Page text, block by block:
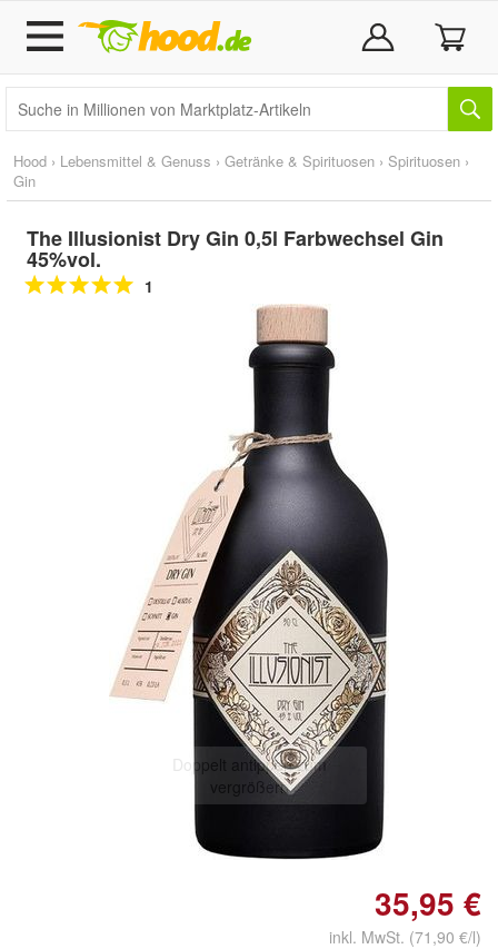
Hood › Lebensmittel & Genuss › Getränke & Spirituosen › Spirituosen ›
Gin
The Illusionist Dry Gin 0,5l Farbwechsel Gin
45%vol.
1
Doppelt antippen zum
vergrößern
35,95 €
inkl. MwSt. (71,90 €/l)